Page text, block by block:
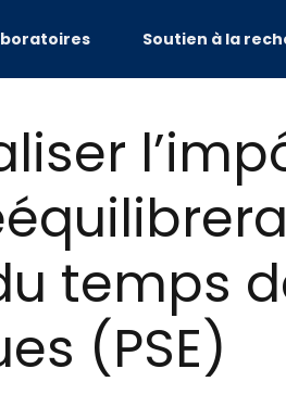
Soutien à la
temps
(PSE)